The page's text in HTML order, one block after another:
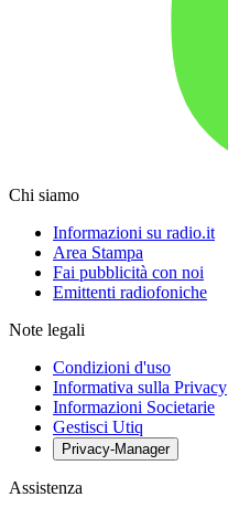
Chi siamo
Informazioni su radio.it
Area Stampa
Fai pubblicità con noi
Emittenti radiofoniche
Note legali
Condizioni d'uso
Informativa sulla Privacy
Informazioni Societarie
Gestisci Utiq
Privacy-Manager
Assistenza